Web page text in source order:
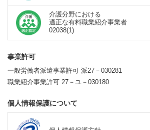
介護分野における
適正な有料職業紹介事業者
02038(1)
事業許可
一般労働者派遣事業許可 派27－030281
職業紹介事業許可 27－ユ－030180
個人情報保護について